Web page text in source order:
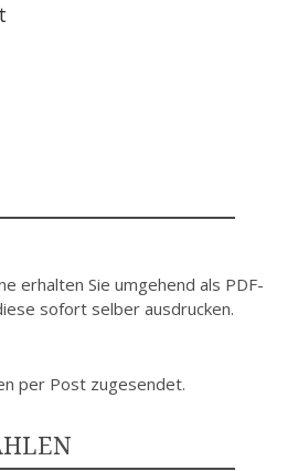
erhalten Sie umgehend als PDF-
sofort selber ausdrucken.
per Post zugesendet.